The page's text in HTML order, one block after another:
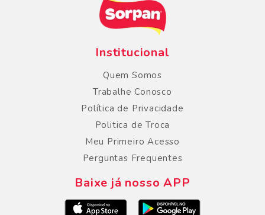
Institucional
Quem Somos
Trabalhe Conosco
Política de Privacidade
Politica de Troca
Meu Primeiro Acesso
Perguntas Frequentes
Baixe já nosso APP